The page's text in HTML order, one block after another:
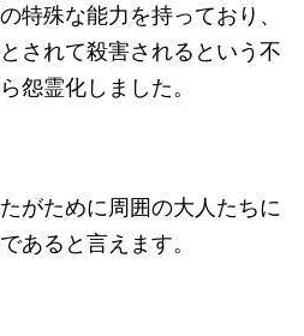
特殊な能力を持っており、
されて殺害されるという不
怨霊化しました。
がために周囲の大人たちに
あると言えます。